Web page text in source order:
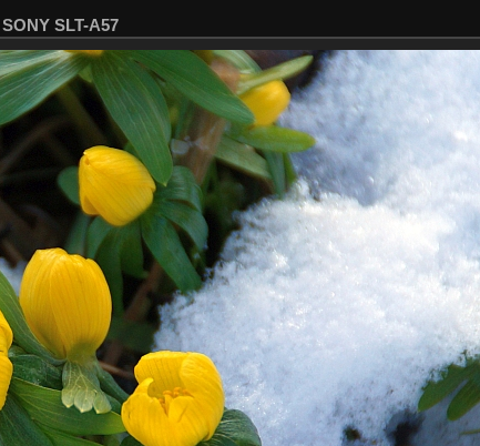
SLT-A57